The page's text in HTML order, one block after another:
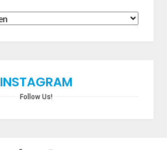
INSTAGRAM
Follow Us!